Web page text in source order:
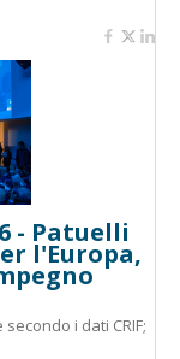
- Patuelli
l'Europa,
i dati CRIF;